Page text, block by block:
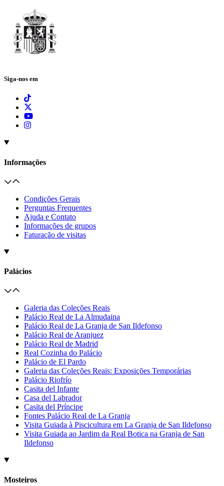
Siga-nos em
Informações
Condições Gerais
Perguntas Frequentes
Ajuda e Contato
Informações de grupos
Faturação de visitas
Palácios
Galeria das Coleções Reais
Palácio Real de La Almudaina
Palácio Real de La Granja de San Ildefonso
Palácio Real de Aranjuez
Palácio Real de Madrid
Real Cozinha do Palácio
Palácio de El Pardo
Galeria das Coleções Reais: Exposições Temporárias
Palácio Riofrío
Casita del Infante
Casa del Labrador
Casita del Príncipe
Fontes Palácio Real de La Granja
Visita Guiada à Piscicultura em La Granja de San Ildefonso
Visita Guiada ao Jardim da Real Botica na Granja de San
Ildefonso
Mosteiros